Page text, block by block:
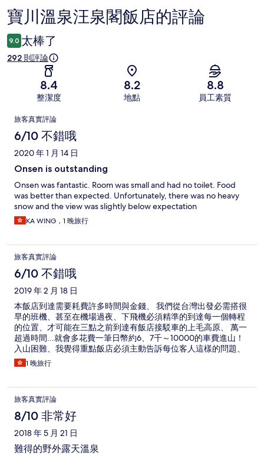
評
論
寶川溫泉汪泉閣飯店的評論
9.0 太棒了
292 則評論
8.4
整潔度
8.2
地點
8.8
員工素質
評
論
旅客真實評論
6/10 不錯哦
2020 年 1 月 14 日
Onsen is outstanding
Onsen was fantastic. Room was small and had no toilet. Food
was better than expected. Unfortunately, there was no heavy
snow and the view was slightly below expectation
KA WING，1 晚旅行
旅客真實評論
6/10 不錯哦
2019 年 2 月 18 日
本飯店到達需要耗費許多時間與金錢、 我們從台灣出發必需搭很
早的班機、甚至在機場過夜、下飛機必須精準的到達每一個轉程
的位置、才可能在三點之前到達有飯店接駁車的上毛高原、 萬一
超過時間...就會多花費一筆日幣約6、7千～10000的車費進山！
入山困難、我覺得重點飯店必須主動告訴每位客人這樣的問題、
讓客人有所準備！避免造成不悅！
1 晚旅行
旅客真實評論
8/10 非常好
2018 年 5 月 21 日
難得的野外露天溫泉